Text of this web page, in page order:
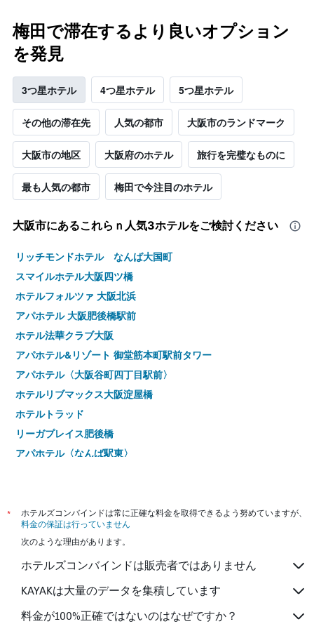
梅田で滞在するより良いオプション
を発見
3つ星ホテル 4つ星ホテル 5つ星ホテル
その他の滞在先 人気の都市 大阪市のランドマーク
大阪市の地区 大阪府のホテル 旅行を完璧なものに
最も人気の都市 梅田で今注目のホテル
大阪市​にあるこれらｎ人気3ホテルをご検討ください
リッチモンドホテル なんば大国町
スマイルホテル大阪四ツ橋
ホテルフォルツァ 大阪北浜
アパホテル 大阪肥後橋駅前
ホテル法華クラブ大阪
アパホテル&リゾート 御堂筋本町駅前タワー
アパホテル〈大阪谷町四丁目駅前〉
ホテルリブマックス大阪淀屋橋
ホテルトラッド
リーガプレイス肥後橋
アパホテル〈なんば駅東〉
ランタナ大阪
ホテルマイステイズ新大阪コンファレンスセンター
ホテル関西
ホテル京阪 淀屋橋
相鉄フレッサイン 大阪なんば駅前
心斎橋 グランドホテル大阪
*
ホテルズコンバインドは常に正確な料金を取得できるよう努めていますが、
料金の保証は行っていません
次のような理由があります。
ホテルズコンバインドは販売者ではありません
KAYAKは大量のデータを集積しています
料金が100%正確ではないのはなぜですか？